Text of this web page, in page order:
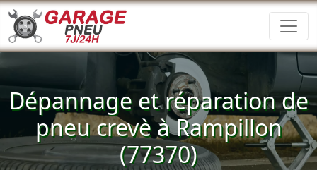
Dépannage et réparation de
pneu crevè à Rampillon
(77370)